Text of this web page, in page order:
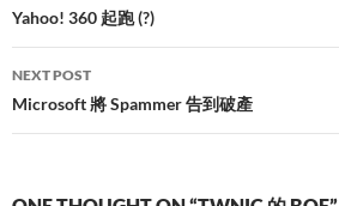
navigation
Yahoo! 360 起跑 (?)
NEXT POST
Microsoft 將 Spammer 告到破產